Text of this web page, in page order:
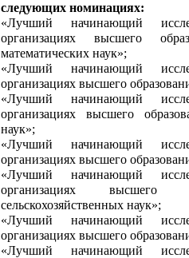
следующих номинациях:
«Лучший начинающий
организациях высшего
математических наук»;
«Лучший начинающий
организациях высшего
«Лучший начинающий
организациях высшего
наук»;
«Лучший начинающий
организациях высшего
«Лучший начинающий
организациях
сельскохозяйственных наук»;
«Лучший начинающий
организациях высшего
«Лучший начинающий